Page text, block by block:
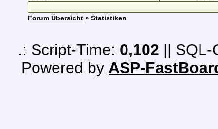
Forum Übersicht» Statistiken
.: Script-Time: 0,102 ||
Powered by ASP-